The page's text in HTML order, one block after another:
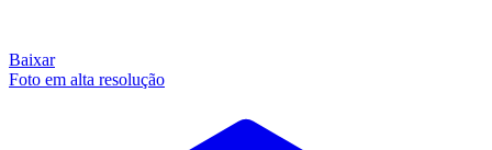
Baixar
Foto em alta resolução